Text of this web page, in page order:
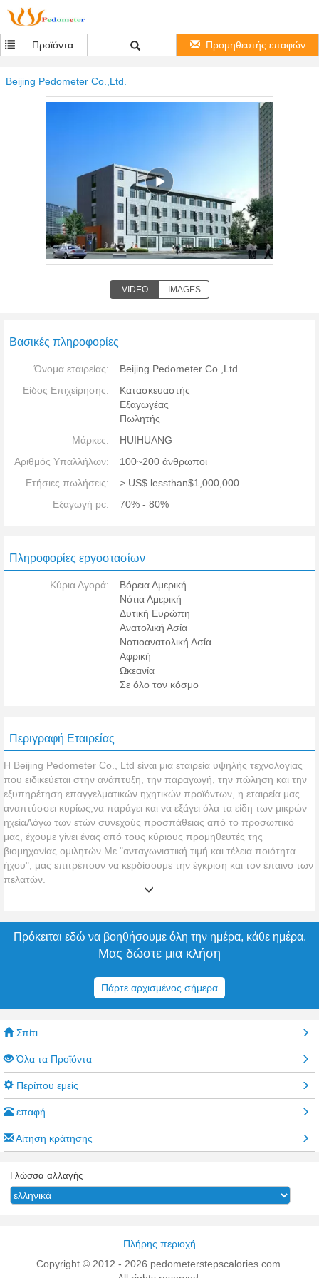
Προϊόντα Προμηθευτής επαφών
Beijing Pedometer Co.,Ltd.
VIDEO IMAGES
Βασικές πληροφορίες
Όνομα εταιρείας:
Beijing Pedometer Co.,Ltd.
Είδος Επιχείρησης:
Κατασκευαστής
Εξαγωγέας
Πωλητής
Μάρκες:
HUIHUANG
Αριθμός Υπαλλήλων:
100~200 άνθρωποι
Ετήσιες πωλήσεις:
> US$ lessthan$1,000,000
Εξαγωγή pc:
70% - 80%
Πληροφορίες εργοστασίων
Κύρια Αγορά:
Βόρεια Αμερική
Νότια Αμερική
Δυτική Ευρώπη
Ανατολική Ασία
Νοτιοανατολική Ασία
Αφρική
Ωκεανία
Σε όλο τον κόσμο
Περιγραφή Εταιρείας
Η Beijing Pedometer Co., Ltd είναι μια εταιρεία υψηλής τεχνολογίας
που ειδικεύεται στην ανάπτυξη, την παραγωγή, την πώληση και την
εξυπηρέτηση επαγγελματικών ηχητικών προϊόντων, η εταιρεία μας
αναπτύσσει κυρίως,να παράγει και να εξάγει όλα τα είδη των μικρών
ηχείαΛόγω των ετών συνεχούς προσπάθειας από το προσωπικό
μας, έχουμε γίνει ένας από τους κύριους προμηθευτές της
βιομηχανίας ομιλητών.Με "ανταγωνιστική τιμή και τέλεια ποιότητα
ήχου", μας επιτρέπουν να κερδίσουμε την έγκριση και τον έπαινο των
πελατών.
Από τότε που ιδρύθηκε η εταιρεία μας, προσκολλόμενοι στο
"προσανατολισμένο στους ανθρώπους, την καλή πίστη υπηρεσία,
αναπτύσσει και να καινοτομεί συνεχώς τα προϊόντα Εξαιρετική
τεχνολογία παραγωγής, καλή εξυπηρέτηση, θερμή και προσεκτική
Πρόκειται εδώ να βοηθήσουμε όλη την ημέρα, κάθε ημέρα.
Μας δώστε μια κλήση
Πάρτε αρχισμένος σήμερα
Σπίτι
Όλα τα Προϊόντα
Περίπου εμείς
επαφή
Αίτηση κράτησης
Γλώσσα αλλαγής
Πλήρης περιοχή
Copyright © 2012 - 2026 pedometerstepscalories.com.